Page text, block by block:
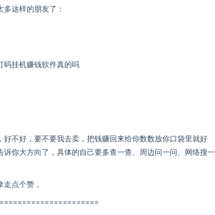
这样的朋友了：
不好，要不要我去卖，把钱赚回来给你数数放你口袋里就好
你大方向了，具体的自己要多查一查、周边问一问、网络搜一
走点个赞，